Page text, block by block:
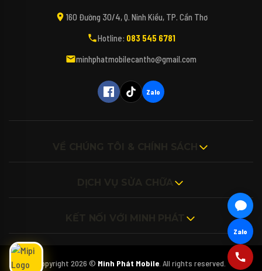
Xin chào bạn! Mình là Mipi - Trợ lý công nghệ
AI của Minh Phát Mobile đây. 📱✨
Bạn đang tìm kiếm các dòng điện thoại,
máy tính, iPad hay các phụ kiện bao da, kính
(Bấm biểu tượng Micro để nói trực tiếp với
Zalo
160 Đường 30/4, Q. Ninh Kiều, TP. Cần Thơ
Hotline: 083 545 6781
minhphatmobilecantho@gmail.com
Zalo
Copyright 2026 © Minh Phát Mobile . All rights reserved.